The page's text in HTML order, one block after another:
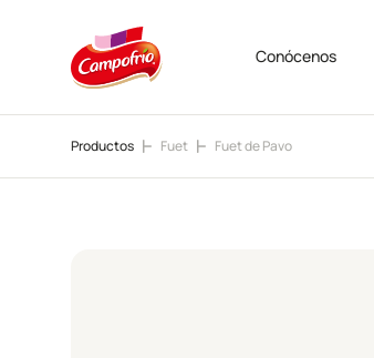
Conócenos
Productos Fuet Fuet de Pavo